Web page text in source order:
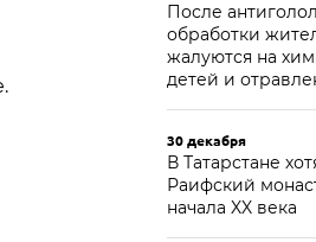
После
обработки
жалуются на
детей и
30 декабря
В Татарстане
Раифский
начала XX века